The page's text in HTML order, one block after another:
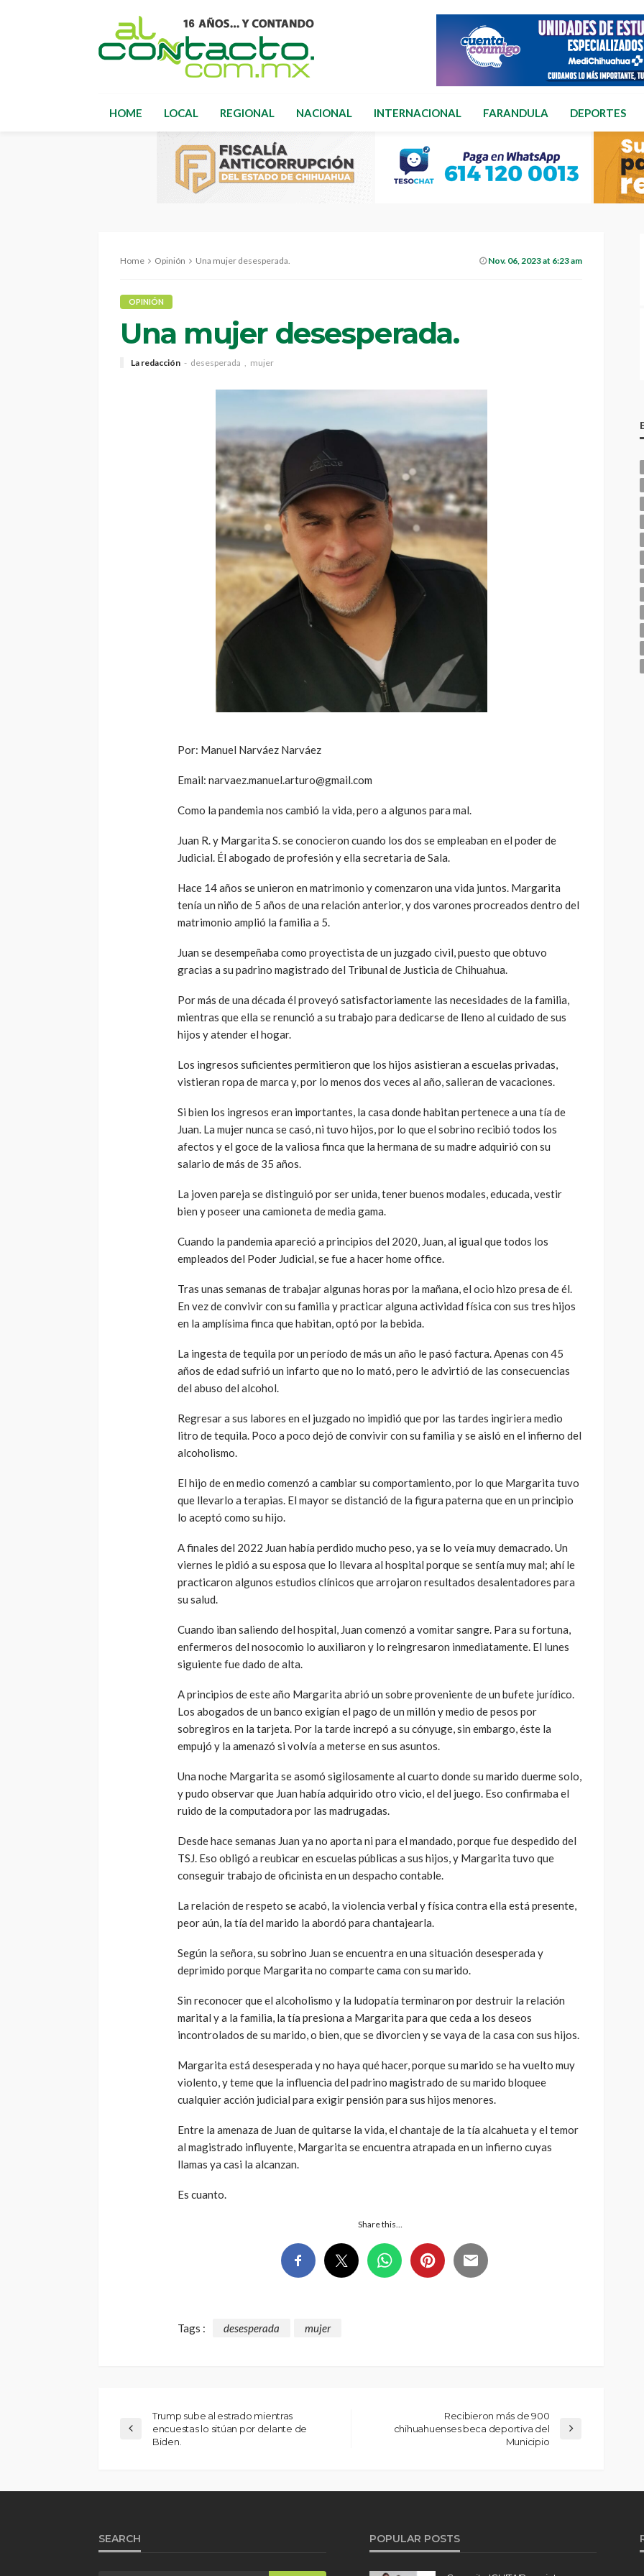
HOME LOCAL REGIONAL NACIONAL INTERNACIONAL FARANDULA DEPORTES
Home Opinión Una mujer desesperada. Nov. 06, 2023 at 6:23 am
OPINIÓN
Una mujer desesperada.
La redacción desesperada mujer
Por: Manuel Narváez Narváez
Email: narvaez.manuel.arturo@gmail.com
Como la pandemia nos cambió la vida, pero a algunos para mal.
Juan R. y Margarita S. se conocieron cuando los dos se empleaban en el poder de
Judicial. Él abogado de profesión y ella secretaria de Sala.
Hace 14 años se unieron en matrimonio y comenzaron una vida juntos. Margarita
tenía un niño de 5 años de una relación anterior, y dos varones procreados dentro del
matrimonio amplió la familia a 5.
Juan se desempeñaba como proyectista de un juzgado civil, puesto que obtuvo
gracias a su padrino magistrado del Tribunal de Justicia de Chihuahua.
Por más de una década él proveyó satisfactoriamente las necesidades de la familia,
mientras que ella se renunció a su trabajo para dedicarse de lleno al cuidado de sus
hijos y atender el hogar.
Los ingresos suficientes permitieron que los hijos asistieran a escuelas privadas,
vistieran ropa de marca y, por lo menos dos veces al año, salieran de vacaciones.
Si bien los ingresos eran importantes, la casa donde habitan pertenece a una tía de
Juan. La mujer nunca se casó, ni tuvo hijos, por lo que el sobrino recibió todos los
afectos y el goce de la valiosa finca que la hermana de su madre adquirió con su
salario de más de 35 años.
La joven pareja se distinguió por ser unida, tener buenos modales, educada, vestir
bien y poseer una camioneta de media gama.
Cuando la pandemia apareció a principios del 2020, Juan, al igual que todos los
empleados del Poder Judicial, se fue a hacer home office.
Tras unas semanas de trabajar algunas horas por la mañana, el ocio hizo presa de él.
En vez de convivir con su familia y practicar alguna actividad física con sus tres hijos
en la amplísima finca que habitan, optó por la bebida.
La ingesta de tequila por un período de más un año le pasó factura. Apenas con 45
años de edad sufrió un infarto que no lo mató, pero le advirtió de las consecuencias
del abuso del alcohol.
Regresar a sus labores en el juzgado no impidió que por las tardes ingiriera medio
litro de tequila. Poco a poco dejó de convivir con su familia y se aisló en el infierno del
alcoholismo.
El hijo de en medio comenzó a cambiar su comportamiento, por lo que Margarita tuvo
que llevarlo a terapias. El mayor se distanció de la figura paterna que en un principio
lo aceptó como su hijo.
A finales del 2022 Juan había perdido mucho peso, ya se lo veía muy demacrado. Un
viernes le pidió a su esposa que lo llevara al hospital porque se sentía muy mal; ahí le
practicaron algunos estudios clínicos que arrojaron resultados desalentadores para
su salud.
Cuando iban saliendo del hospital, Juan comenzó a vomitar sangre. Para su fortuna,
enfermeros del nosocomio lo auxiliaron y lo reingresaron inmediatamente. El lunes
siguiente fue dado de alta.
A principios de este año Margarita abrió un sobre proveniente de un bufete jurídico.
Los abogados de un banco exigían el pago de un millón y medio de pesos por
sobregiros en la tarjeta. Por la tarde increpó a su cónyuge, sin embargo, éste la
empujó y la amenazó si volvía a meterse en sus asuntos.
Una noche Margarita se asomó sigilosamente al cuarto donde su marido duerme solo,
y pudo observar que Juan había adquirido otro vicio, el del juego. Eso confirmaba el
ruido de la computadora por las madrugadas.
Desde hace semanas Juan ya no aporta ni para el mandado, porque fue despedido del
TSJ. Eso obligó a reubicar en escuelas públicas a sus hijos, y Margarita tuvo que
conseguir trabajo de oficinista en un despacho contable.
La relación de respeto se acabó, la violencia verbal y física contra ella está presente,
peor aún, la tía del marido la abordó para chantajearla.
Según la señora, su sobrino Juan se encuentra en una situación desesperada y
deprimido porque Margarita no comparte cama con su marido.
Sin reconocer que el alcoholismo y la ludopatía terminaron por destruir la relación
marital y a la familia, la tía presiona a Margarita para que ceda a los deseos
incontrolados de su marido, o bien, que se divorcien y se vaya de la casa con sus hijos.
Margarita está desesperada y no haya qué hacer, porque su marido se ha vuelto muy
violento, y teme que la influencia del padrino magistrado de su marido bloquee
cualquier acción judicial para exigir pensión para sus hijos menores.
Entre la amenaza de Juan de quitarse la vida, el chantaje de la tía alcahueta y el temor
al magistrado influyente, Margarita se encuentra atrapada en un infierno cuyas
llamas ya casi la alcanzan.
Es cuanto.
Share this…
Tags : desesperada mujer
Trump sube al estrado mientras
encuestas lo sitúan por delante de
Biden.
Recibieron más de 900
chihuahuenses beca deportiva del
Municipio
SEARCH POPULAR POSTS